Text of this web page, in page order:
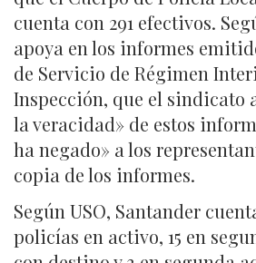
cuenta con 291 efectivos.
apoya en los informes
de Servicio de Régimen
Inspección, que el sindicato
la veracidad» de estos
ha negado» a los
copia de los informes.
Según USO, Santander
policías en activo, 15 en